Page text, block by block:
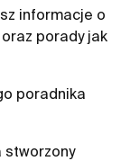
informacje o
porady jak
poradnika
stworzony